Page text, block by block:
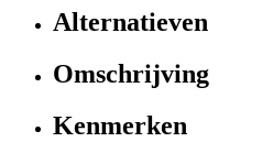
Alternatieven
Omschrijving
Kenmerken